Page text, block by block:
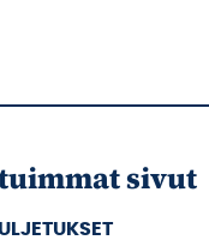
sivut